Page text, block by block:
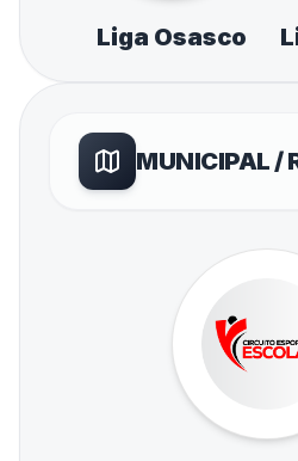
Liga Osasco
MUNICIPAL /